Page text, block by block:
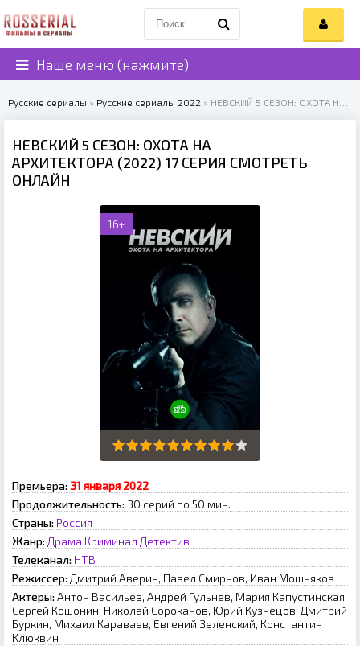
Наше меню (нажмите)
Русские сериалы » Русские сериалы 2022 » НЕВСКИЙ 5 СЕЗОН: ОХОТА НА АРХИТЕКТОРА (2022)
НЕВСКИЙ 5 СЕЗОН: ОХОТА НА
АРХИТЕКТОРА (2022) 17 СЕРИЯ СМОТРЕТЬ
ОНЛАЙН
16+
Премьера: З1 янвapя 2022
Продолжительность: 30 серий по 50 мин.
Страны: Россия
Жанр: Драма Криминал Детектив
Телеканал: НТВ
Режиссер: Дмитрий Аверин, Павел Смирнов, Иван Мошняков
Актеры: Антон Васильев, Андрей Гульнев, Мария Капустинская,
Сергей Кошонин, Николай Сороканов, Юрий Кузнецов, Дмитрий
Буркин, Михаил Караваев, Евгений Зеленский, Константин
Клюквин